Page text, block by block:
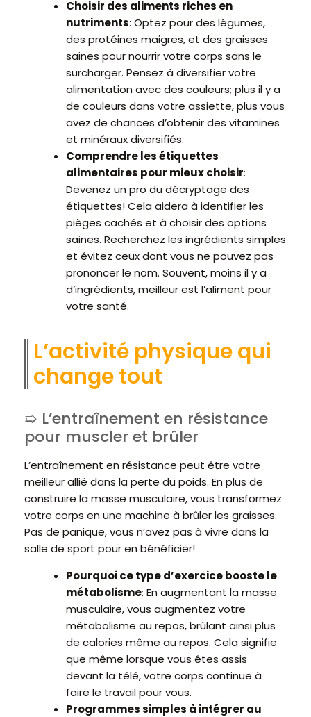
Choisir des aliments riches en
nutriments: Optez pour des légumes,
des protéines maigres, et des graisses
saines pour nourrir votre corps sans le
surcharger. Pensez à diversifier votre
alimentation avec des couleurs; plus il y a
de couleurs dans votre assiette, plus vous
avez de chances d’obtenir des vitamines
et minéraux diversifiés.
Comprendre les étiquettes
alimentaires pour mieux choisir:
Devenez un pro du décryptage des
étiquettes! Cela aidera à identifier les
pièges cachés et à choisir des options
saines. Recherchez les ingrédients simples
et évitez ceux dont vous ne pouvez pas
prononcer le nom. Souvent, moins il y a
d’ingrédients, meilleur est l’aliment pour
votre santé.
L’activité physique qui
change tout
L’entraînement en résistance
pour muscler et brûler
L’entraînement en résistance peut être votre
meilleur allié dans la perte du poids. En plus de
construire la masse musculaire, vous transformez
votre corps en une machine à brûler les graisses.
Pas de panique, vous n’avez pas à vivre dans la
salle de sport pour en bénéficier!
Pourquoi ce type d’exercice booste le
métabolisme: En augmentant la masse
musculaire, vous augmentez votre
métabolisme au repos, brûlant ainsi plus
de calories même au repos. Cela signifie
que même lorsque vous êtes assis
devant la télé, votre corps continue à
faire le travail pour vous.
Programmes simples à intégrer au